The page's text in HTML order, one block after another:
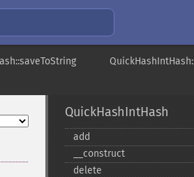
QuickHashIntHash
add
_​_​construct
delete